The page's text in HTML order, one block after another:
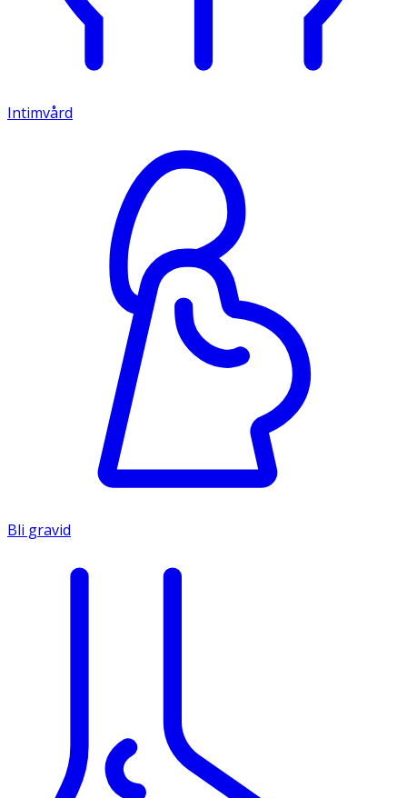
Intimvård
Bli gravid